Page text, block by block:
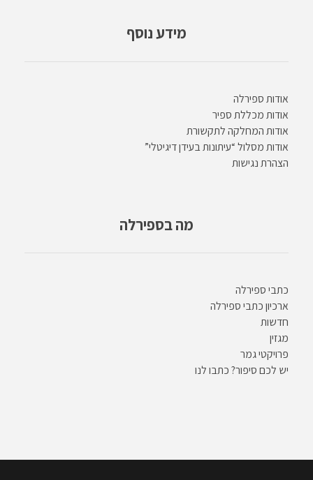
מידע נוסף
אודות ספירלה
אודות מכללת ספיר
אודות המחלקה לתקשורת
אודות מסלול “עיתונות בעידן דיגיטלי”
הצהרת נגישות
מה בספירלה
כתבי ספירלה
ארכיון כתבי ספירלה
חדשות
מגזין
פרויקטי גמר
יש לכם סיפור? כתבו לנו